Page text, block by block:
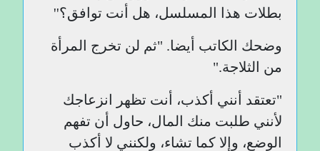
بطلات هذا المسلسل، هل أنت توافق؟''
وضحك الكاتب أيضا. "ثم لن تخرج المرأة
من الثلاجة."
"تعتقد أنني أكذب، أنت تظهر انزعاجك
لأنني طلبت منك المال، حاول أن تفهم
الوضع، وإلا كما تشاء، ولكنني لا أكذب